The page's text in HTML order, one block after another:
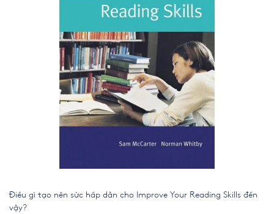
Điều gì tạo nên sức hấp dẫn cho Improve Your Reading Skills đến
vậy?